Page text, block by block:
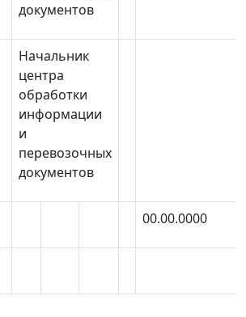
документов
Начальник
центра
обработки
информации
и
перевозочных
документов
00.00.0000